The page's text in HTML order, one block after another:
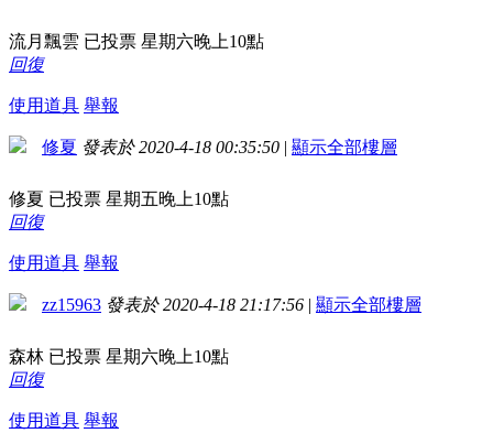
流月飄雲 已投票 星期六晚上10點
回復
使用道具 舉報
修夏 發表於 2020-4-18 00:35:50 | 顯示全部樓層
修夏 已投票 星期五晚上10點
回復
使用道具 舉報
zz15963 發表於 2020-4-18 21:17:56 | 顯示全部樓層
森林 已投票 星期六晚上10點
回復
使用道具 舉報